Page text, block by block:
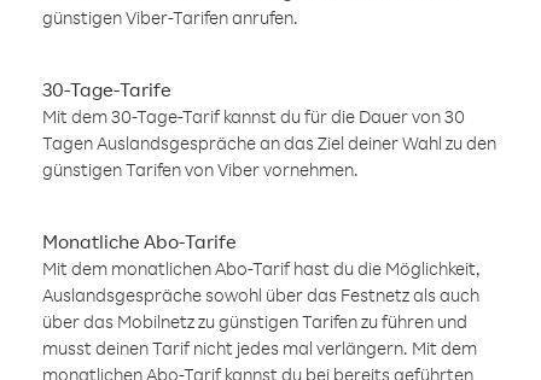
günstigen Viber-Tarifen anrufen.
30-Tage-Tarife
Mit dem 30-Tage-Tarif kannst du für die Dauer von 30
Tagen Auslandsgespräche an das Ziel deiner Wahl zu den
günstigen Tarifen von Viber vornehmen.
Monatliche Abo-Tarife
Mit dem monatlichen Abo-Tarif hast du die Möglichkeit,
Auslandsgespräche sowohl über das Festnetz als auch
über das Mobilnetz zu günstigen Tarifen zu führen und
musst deinen Tarif nicht jedes mal verlängern. Mit dem
monatlichen Abo-Tarif kannst du bei bereits geführten